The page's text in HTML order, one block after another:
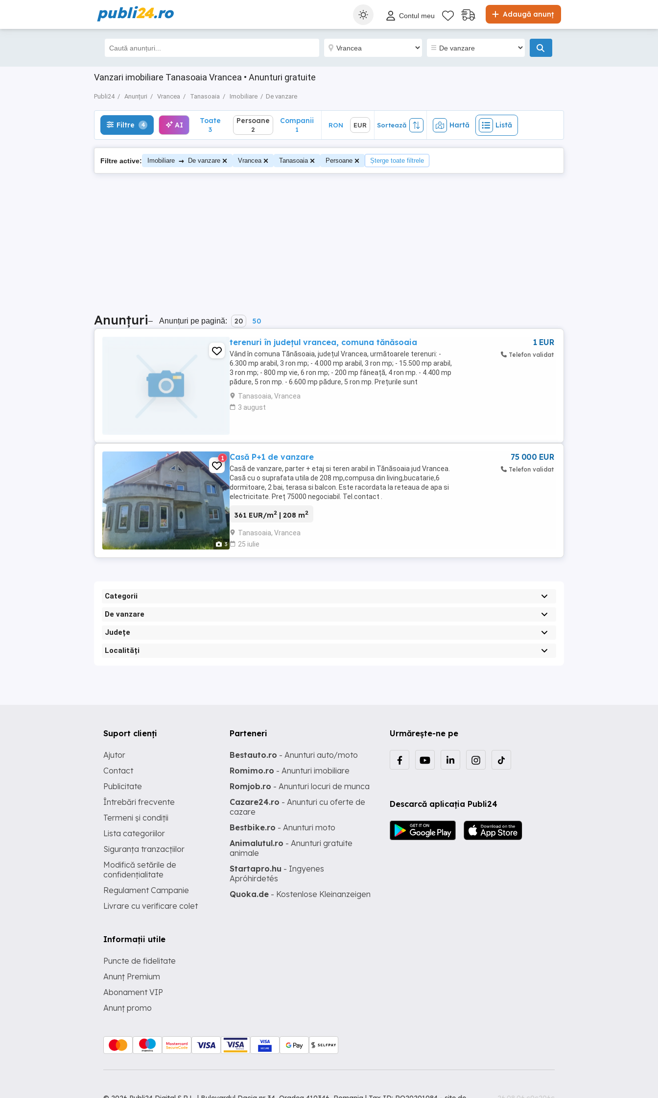
publi24.ro Adaugă anunț
Contul meu
Vanzari imobiliare Tanasoaia Vrancea • Anunturi gratuite
Publi24 Anunțuri Vrancea Tanasoaia Imobiliare De vanzare
Filtre 4 AI EUR Sortează Hartă Listă
Filtre 4 AI Toate
3
Persoane
2
Companii
1
RON EUR Sortează Hartă Listă
Filtre active: Imobiliare → De vanzare Vrancea Tanasoaia Persoane Șterge toate filtrele
Anunțuri– Anunțuri pe pagină: 20 50
terenuri în județul vrancea, comuna tănăsoaia
Vând în comuna Tănăsoaia, județul Vrancea, următoarele terenuri: -
6.300 mp arabil, 3 ron mp; - 4.000 mp arabil, 3 ron mp; - 15.500 mp arabil,
3 ron mp; - 800 mp vie, 6 ron mp; - 200 mp fâneață, 4 ron mp. - 4.400 mp
pădure, 5 ron mp. - 6.600 mp pădure, 5 ron mp. Prețurile sunt
negociabile.
Tanasoaia, Vrancea
3 august
1 EUR
Telefon validat
3
1 Casă P+1 de vanzare
Casă de vanzare, parter + etaj si teren arabil in Tănăsoaia jud Vrancea.
Casă cu o suprafata utila de 208 mp,compusa din living,bucatarie,6
dormitoare, 2 bai, terasa si balcon. Este racordata la reteaua de apa si
electricitate. Preț 75000 negociabil. Tel.contact .
361 EUR/m2 | 208 m2
Tanasoaia, Vrancea
25 iulie
75 000 EUR
Telefon validat
Categorii
De vanzare
Județe
Localități
Urmărește-ne pe
Descarcă aplicația Publi24
Suport clienți
Ajutor
Contact
Publicitate
Întrebări frecvente
Termeni și condiții
Lista categoriilor
Siguranța tranzacțiilor
Modifică setările de
confidențialitate
Regulament Campanie
Livrare cu verificare colet
Informații utile
Puncte de fidelitate
Anunț Premium
Abonament VIP
Anunț promo
Parteneri
Bestauto.ro - Anunturi auto/moto
Romimo.ro - Anunturi imobiliare
Romjob.ro - Anunturi locuri de munca
Cazare24.ro - Anunturi cu oferte de
cazare
Bestbike.ro - Anunturi moto
Animalutul.ro - Anunturi gratuite
animale
Startapro.hu - Ingyenes
Apróhirdetés
Quoka.de - Kostenlose Kleinanzeigen